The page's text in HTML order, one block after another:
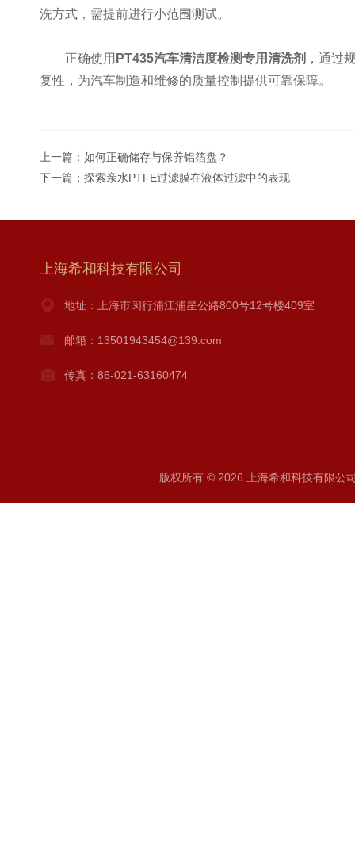
洗方式，需提前进行小范围测试。
正确使用 PT435汽车清洁度检测专用清洗剂 ，通过
复性，为汽车制造和维修的质量控制提供可靠保障。
上一篇： 如何正确储存与保养铝箔盘？
下一篇： 探索亲水PTFE过滤膜在液体过滤中的表现
上海希和科技有限公司
地址：上海市闵行浦江浦星公路800号12号楼409室
邮箱：13501943454@139.com
传真：86-021-63160474
版权所有 © 2026 上海希和科技有限公